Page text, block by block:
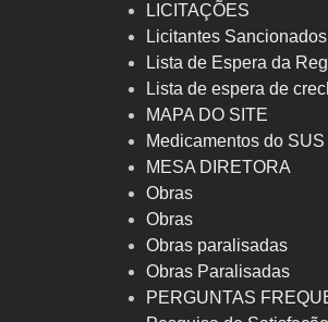
LICITAÇÕES
Licitantes Sancionados
Lista de Espera da
Lista de espera de
MAPA DO SITE
Medicamentos do SUS
MESA DIRETORA
Obras
Obras
Obras paralisadas
Obras Paralisadas
PERGUNTAS